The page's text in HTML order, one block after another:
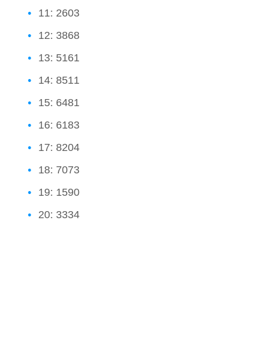
11: 2603
12: 3868
13: 5161
14: 8511
15: 6481
16: 6183
17: 8204
18: 7073
19: 1590
20: 3334